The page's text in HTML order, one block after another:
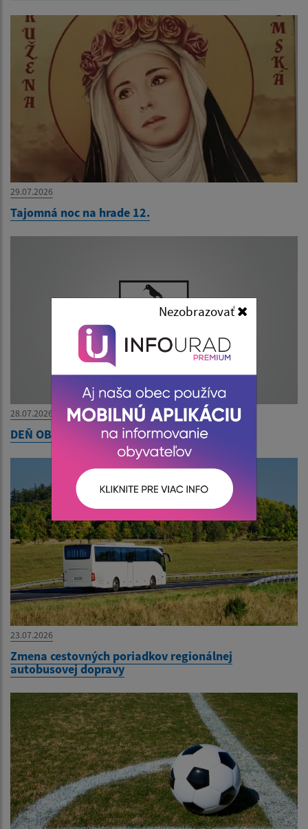
29.07.2026
Tajomná noc na hrade 12.
28.07.2026
DEŇ OBCE 2.8.2026
23.07.2026
Zmena cestovných poriadkov regionálnej
autobusovej dopravy
Nezobrazovať